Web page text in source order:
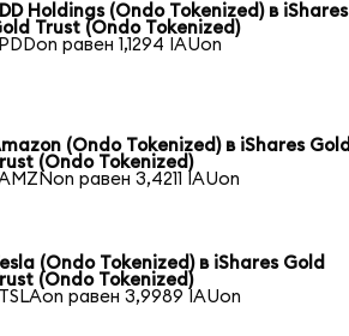
Holdings (Ondo Tokenized) в iShares
Trust (Ondo Tokenized)
равен 1,1294 IAUon
(Ondo Tokenized) в iShares Gold
(Ondo Tokenized)
равен 3,4211 IAUon
(Ondo Tokenized) в iShares Gold
(Ondo Tokenized)
TSLAon равен 3,9989 IAUon